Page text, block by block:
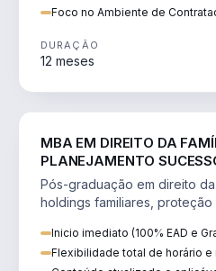
Foco no Ambiente de
DURAÇÃO
12 meses
MBA EM DIREITO DA
PLANEJAMENTO
Pós-graduação em direito
holdings familiares, proteção
Inicio imediato (100% EAD e
Flexibilidade total de horário